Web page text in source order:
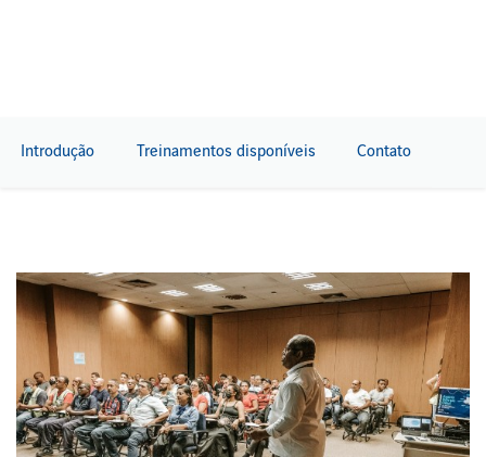
Introdução Treinamentos disponíveis Contato